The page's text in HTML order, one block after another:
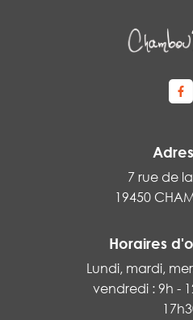
7 rue de
19450
Horaires
Lundi, mardi,
vendredi : 9h -